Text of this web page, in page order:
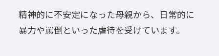
精神的に不安定になった母親から、日常的に
暴力や罵倒といった虐待を受けています。